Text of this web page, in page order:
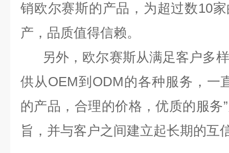
销欧尔赛斯的产品，为超过数10
产，品质值得信赖。
另外，欧尔赛斯从满足客户多
供从OEM到ODM的各种服务，一
的产品，合理的价格，优质的服务
旨，并与客户之间建立起长期的互